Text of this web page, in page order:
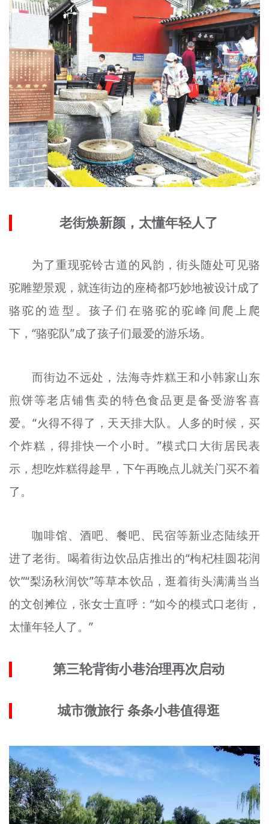
老街焕新颜，太懂年轻人了
为了重现驼铃古道的风韵，街头随处可见骆
驼雕塑景观，就连街边的座椅都巧妙地被设计成了
骆驼的造型。孩子们在骆驼的驼峰间爬上爬
下，“骆驼队”成了孩子们最爱的游乐场。
而街边不远处，法海寺炸糕王和小韩家山东
煎饼等老店铺售卖的特色食品更是备受游客喜
爱。“火得不得了，天天排大队。人多的时候，买
个炸糕，得排快一个小时。”模式口大街居民表
示，想吃炸糕得趁早，下午再晚点儿就关门买不着
了。
咖啡馆、酒吧、 餐吧、民宿等新业态陆续开
进了老街。喝着街边饮品店推出的“枸杞桂圆花润
饮”“梨汤秋润饮”等草本饮品，逛着街头满满当当
的文创摊位，张女士直呼：“如今的模式口老街，
太懂年轻人了。”
第三轮背街小巷治理再次启动
城市微旅行 条条小巷值得逛